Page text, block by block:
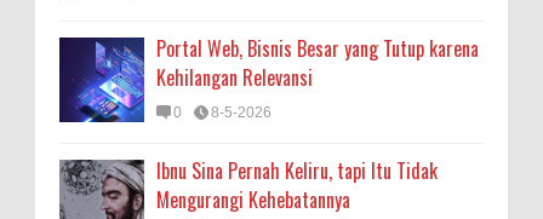
Portal Web, Bisnis Besar yang Tutup karena
Kehilangan Relevansi
0 8-5-2026
Ibnu Sina Pernah Keliru, tapi Itu Tidak
Mengurangi Kehebatannya